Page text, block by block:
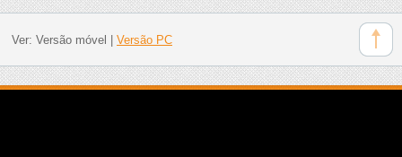
Ver: Versão móvel Versão PC